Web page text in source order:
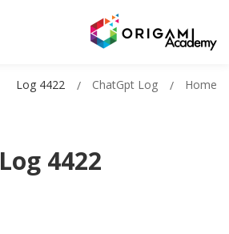
Log 4422
Home
ChatGpt Log
Log 4422